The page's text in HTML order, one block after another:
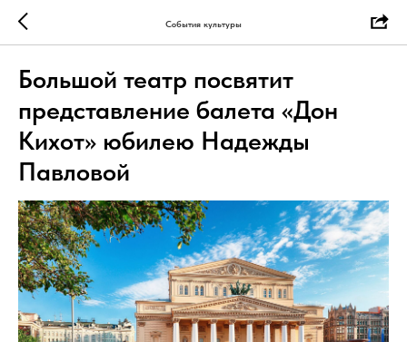
События культуры
Большой театр посвятит
представление балета «Дон
Кихот» юбилею Надежды
Павловой